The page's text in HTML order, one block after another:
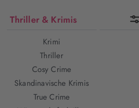
Thriller & Krimis
Krimi
Thriller
Cosy Crime
Skandinavische Krimis
True Crime